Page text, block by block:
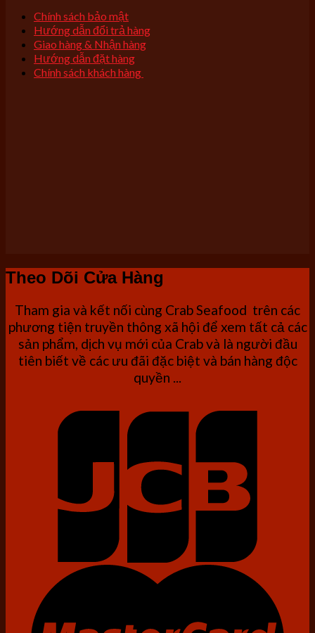
Chính sách bảo mật
Hướng dẫn đổi trả hàng
Giao hàng & Nhận hàng
Hướng dẫn đặt hàng
Chính sách khách hàng
Theo Dõi Cửa Hàng
Tham gia và kết nối cùng Crab Seafood trên các
phương tiện truyền thông xã hội để xem tất cả các
sản phẩm, dịch vụ mới của Crab và là người đầu
tiên biết về các ưu đãi đặc biệt và bán hàng độc
quyền ...